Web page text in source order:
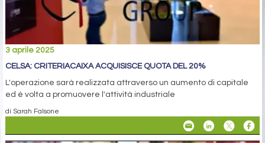
3 aprile 2025
CELSA: CRITERIACAIXA ACQUISISCE QUOTA DEL 20%
L'operazione sarà realizzata attraverso un aumento di capitale
ed è volta a promuovere l'attività industriale
di Sarah Falsone